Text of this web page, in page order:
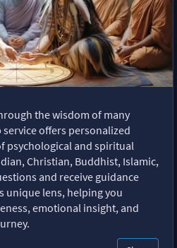
the wisdom of many
offers personalized
psychological and spiritual
Christian, Buddhist, Islamic,
and receive guidance
unique lens, helping you
emotional insight, and